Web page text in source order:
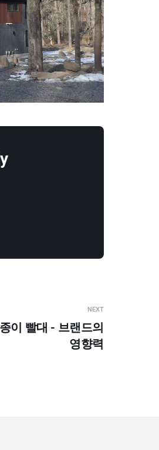
NEXT
이 빨대 - 브랜드의
영향력